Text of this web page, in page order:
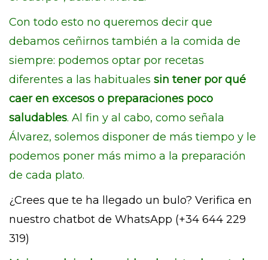
Con todo esto no queremos decir que
debamos ceñirnos también a la comida de
siempre: podemos optar por recetas
diferentes a las habituales sin tener por qué
caer en excesos o preparaciones poco
saludables. Al fin y al cabo, como señala
Álvarez, solemos disponer de más tiempo y le
podemos poner más mimo a la preparación
de cada plato.
¿Crees que te ha llegado un bulo? Verifica en
nuestro chatbot de WhatsApp (+34 644 229
319)